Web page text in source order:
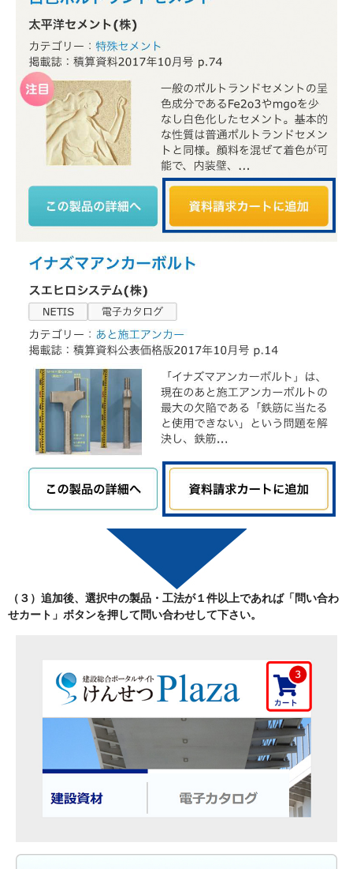
（３）追加後、選択中の製品・工法が１件以上であれば「 問い合わ
せカート 」ボタンを押して問い合わせして下さい。